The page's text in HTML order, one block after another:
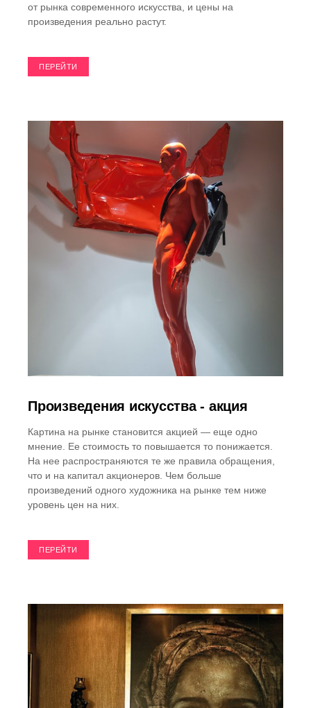
от рынка современного искусства, и цены на
произведения реально растут.
ПЕРЕЙТИ
Произведения искусства - акция
Картина на рынке становится акцией — еще одно
мнение. Ее стоимость то повышается то понижается.
На нее распространяются те же правила обращения,
что и на капитал акционеров. Чем больше
произведений одного художника на рынке тем ниже
уровень цен на них.
ПЕРЕЙТИ